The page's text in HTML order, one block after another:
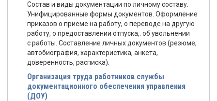
Состав и виды документации по личному составу.
Унифицированные формы документов. Оформление
приказов о приеме на работу, о переводе на другую
работу, о предоставлении отпуска,. об увольнении
с работы. Составление личных документов (резюме,
автобиография, характеристика, анкета,
доверенность, расписка).
Организация труда работников службы
документационного обеспечения управления
(ДОУ)